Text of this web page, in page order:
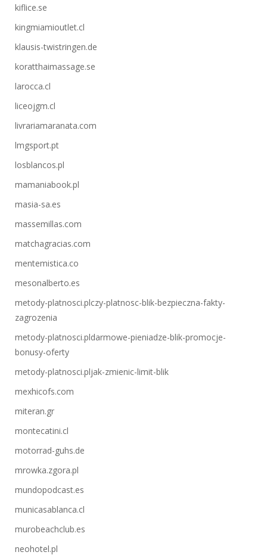
kiflice.se
kingmiamioutlet.cl
klausis-twistringen.de
koratthaimassage.se
larocca.cl
liceojgm.cl
livrariamaranata.com
lmgsport.pt
losblancos.pl
mamaniabook.pl
masia-sa.es
massemillas.com
matchagracias.com
mentemistica.co
mesonalberto.es
metody-platnosci.plczy-platnosc-blik-bezpieczna-fakty-
zagrozenia
metody-platnosci.pldarmowe-pieniadze-blik-promocje-
bonusy-oferty
metody-platnosci.pljak-zmienic-limit-blik
mexhicofs.com
miteran.gr
montecatini.cl
motorrad-guhs.de
mrowka.zgora.pl
mundopodcast.es
municasablanca.cl
murobeachclub.es
neohotel.pl